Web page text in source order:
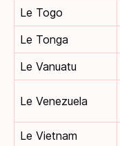
Le Togo
Le Tonga
Le Vanuatu
Le Venezuela
Le Vietnam